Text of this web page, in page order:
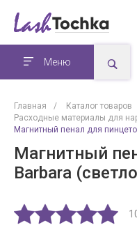
Меню
Главная / Каталог товаров
Расходные материалы для
Магнитный пенал для
Магнитный
Barbara